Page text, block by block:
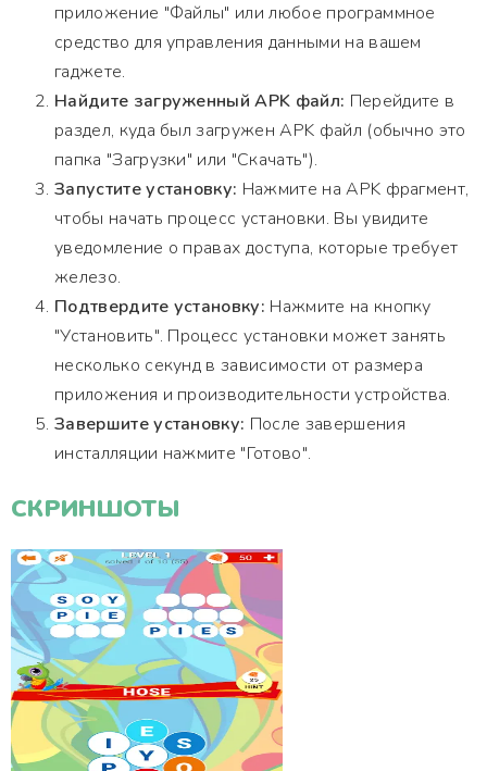
приложение "Файлы" или любое программное
средство для управления данными на вашем
гаджете.
Найдите загруженный APK файл: Перейдите в
раздел, куда был загружен APK файл (обычно это
папка "Загрузки" или "Скачать").
Запустите установку: Нажмите на APK фрагмент,
чтобы начать процесс установки. Вы увидите
уведомление о правах доступа, которые требует
железо.
Подтвердите установку: Нажмите на кнопку
"Установить". Процесс установки может занять
несколько секунд в зависимости от размера
приложения и производительности устройства.
Завершите установку: После завершения
инсталляции нажмите "Готово".
СКРИНШОТЫ